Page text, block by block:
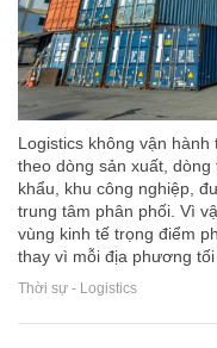
Logistics không vận
theo dòng sản xuất,
khẩu, khu công nghiệp,
trung tâm phân phối. Vì
vùng kinh tế trọng điểm
thay vì mỗi địa phương tối
Thời sự - Logistics